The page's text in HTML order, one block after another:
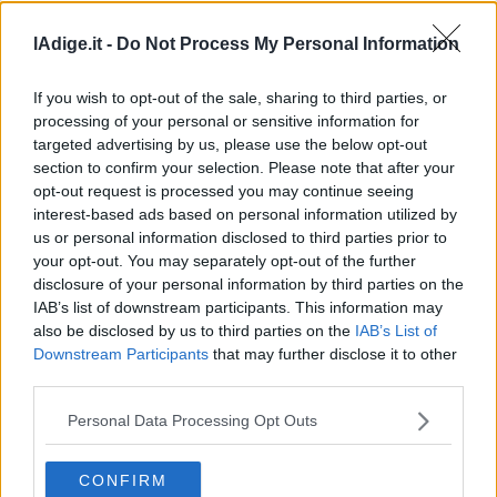
lAdige.it - Do Not Process My Personal Information
If you wish to opt-out of the sale, sharing to third parties, or
processing of your personal or sensitive information for
targeted advertising by us, please use the below opt-out
section to confirm your selection. Please note that after your
opt-out request is processed you may continue seeing
interest-based ads based on personal information utilized by
us or personal information disclosed to third parties prior to
your opt-out. You may separately opt-out of the further
disclosure of your personal information by third parties on the
IAB’s list of downstream participants. This information may
also be disclosed by us to third parties on the IAB’s List of
Downstream Participants that may further disclose it to other
Personal Data Processing Opt Outs
CONFIRM
VIDEO
Mattarella, iniziate le vacanze in Alto Adige